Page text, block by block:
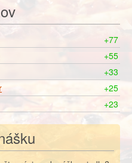
+77
+55
+33
+25
+23